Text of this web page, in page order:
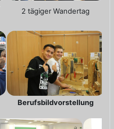
2 tägiger Wandertag
Berufsbildvorstellung